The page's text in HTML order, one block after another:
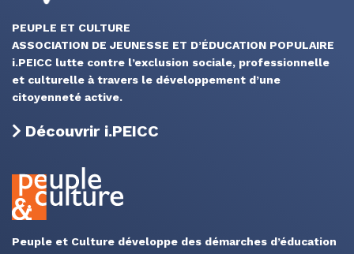
PEUPLE ET CULTURE
ASSOCIATION DE JEUNESSE ET D’ÉDUCATION POPULAIRE
i.PEICC lutte contre l’exclusion sociale, professionnelle
et culturelle à travers le développement d’une
citoyenneté active.
Découvrir i.PEICC
Peuple et Culture développe des démarches d’éducation